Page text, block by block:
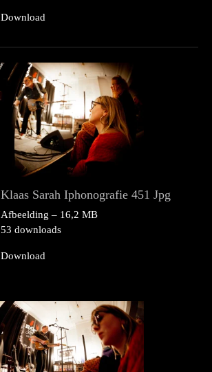
Download
Klaas Sarah Iphonografie 451 Jpg
Afbeelding – 16,2 MB
53 downloads
Download